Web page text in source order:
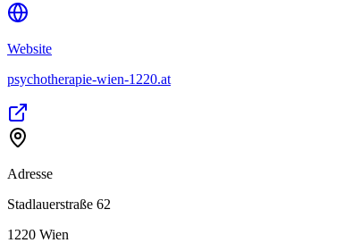
Website
psychotherapie-wien-1220.at
Adresse
Stadlauerstraße 62
1220 Wien